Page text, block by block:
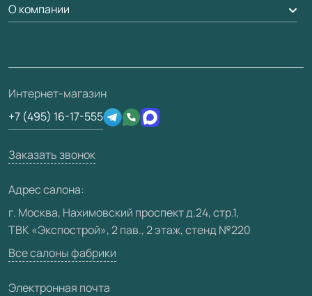
Погонаж
Вопрос-ответ
Отзывы клиентов
Техническая информация
Юридическая информация
Доставка
Дизайнерам / архитекторам
3D-модели
О компании
О фабрике
Сертификаты
Производство
Вакансии
Карта сайта
Интернет-магазин
+7 (495) 16-17-555
Заказать звонок
Адрес салона:
г. Москва, Нахимовский проспект д.24, стр.1,
ТВК «Экспострой», 2 пав., 2 этаж, стенд №220
Все салоны фабрики
Электронная почта